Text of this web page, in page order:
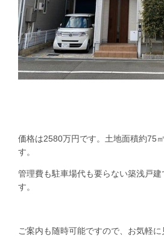
価格は2580万円です。土地面積約75
す。
管理費も駐車場代も要らない築浅戸
す。
ご案内も随時可能ですので、お気軽に